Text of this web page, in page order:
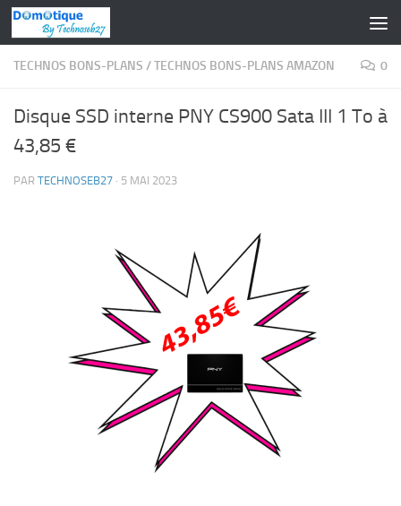
Skip to content
TECHNOS BONS-PLANS /TECHNOS BONS-PLANS AMAZON 0
Disque SSD interne PNY CS900 Sata III 1 To à
43,85 €
PAR TECHNOSEB27 · 5 MAI 2023